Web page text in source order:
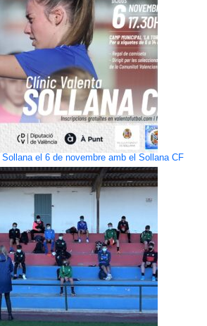
el 6 de novembre amb el Sollana CF